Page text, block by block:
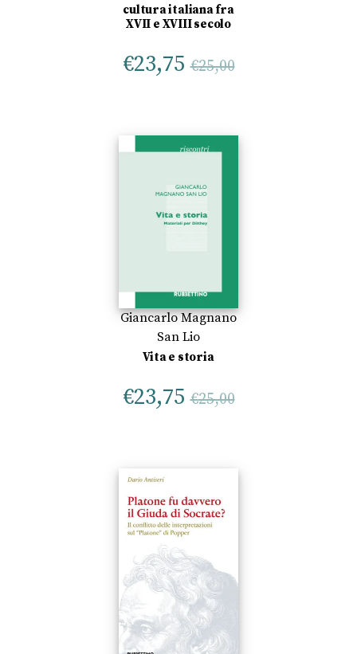
cultura italiana fra
XVII e XVIII secolo
€23,75 €25,00
Giancarlo Magnano
San Lio
Vita e storia
€23,75 €25,00